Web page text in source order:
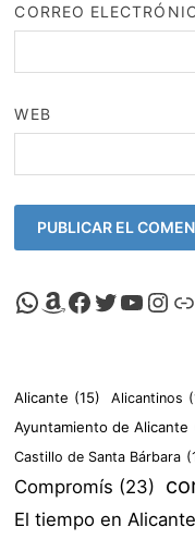
CORREO
WEB
Canal de Whatsapp de Viscalacant
Comprar en Amazon
Facebook de
Twitter de
Canal de
Alicante (15) Alicantinos
Ayuntamiento de Alicante
Castillo de Santa Bárbara
Compromís (23)
El tiempo en Alicante